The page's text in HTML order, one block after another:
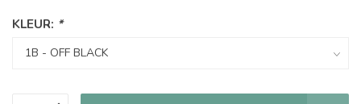
KLEUR: *